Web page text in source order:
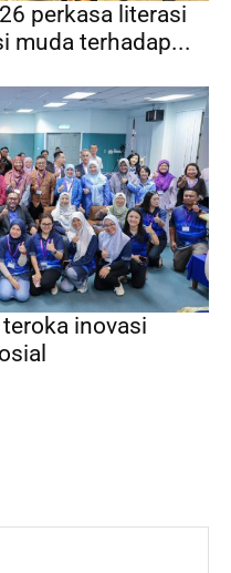
perkasa literasi
muda terhadap...
inovasi